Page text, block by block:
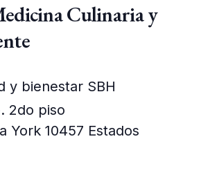
Culinaria y
y bienestar SBH
2do piso
York 10457 Estados